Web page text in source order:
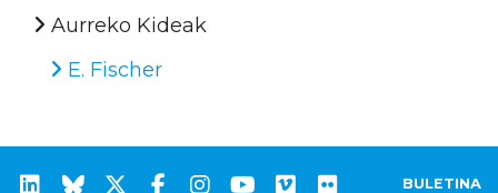
Aurreko Kideak
E. Fischer
BULETINA